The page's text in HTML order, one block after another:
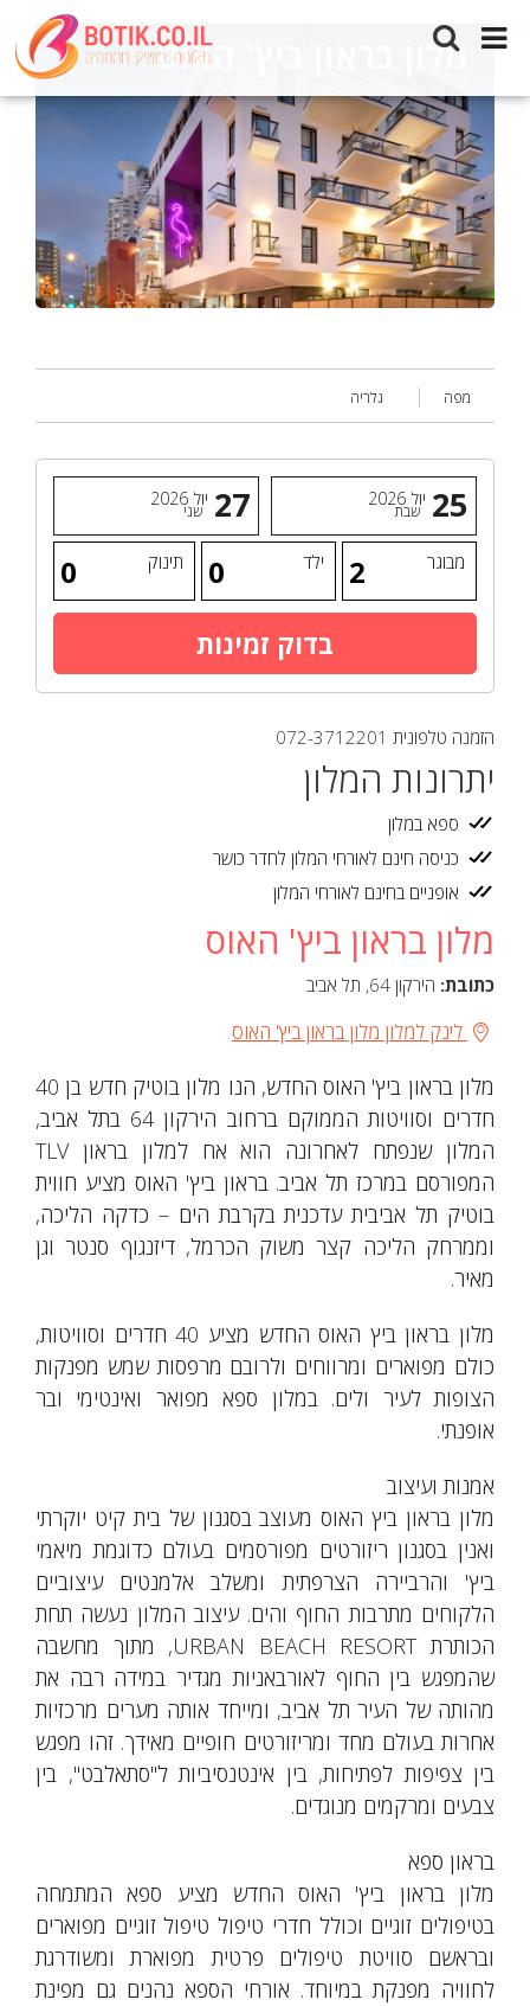
מלון בראון ביץ' האוס
מפה גלריה
25 יול 2026
שבת 27 יול 2026
שני
מבוגר ילד תינוק
הזמנה טלפונית
יתרונות המלון
ספא במלון
כניסה חינם לאורחי המלון לחדר כושר
אופניים בחינם לאורחי המלון
מלון בראון ביץ' האוס
כתובת: הירקון 64, תל אביב
לינק למלון מלון בראון ביץ' האוס
מלון בראון ביץ' האוס החדש, הנו מלון בוטיק חדש בן 40
חדרים וסוויטות הממוקם ברחוב הירקון 64 בתל אביב,
המלון שנפתח לאחרונה הוא אח למלון בראון TLV
המפורסם במרכז תל אביב. בראון ביץ' האוס מציע חווית
בוטיק תל אביבית עדכנית בקרבת הים – כדקה הליכה,
וממרחק הליכה קצר משוק הכרמל, דיזנגוף סנטר וגן
מאיר.
מלון בראון ביץ האוס החדש מציע 40 חדרים וסוויטות,
כולם מפוארים ומרווחים ולרובם מרפסות שמש מפנקות
הצופות לעיר ולים. במלון ספא מפואר ואינטימי ובר
אופנתי.
אמנות ועיצוב
מלון בראון ביץ האוס מעוצב בסגנון של בית קיט יוקרתי
ואנין בסגנון ריזורטים מפורסמים בעולם כדוגמת מיאמי
ביץ' והרביירה הצרפתית ומשלב אלמנטים עיצוביים
הלקוחים מתרבות החוף והים. עיצוב המלון נעשה תחת
הכותרת URBAN BEACH RESORT, מתוך מחשבה
שהמפגש בין החוף לאורבאניות מגדיר במידה רבה את
מהותה של העיר תל אביב, ומייחד אותה מערים מרכזיות
אחרות בעולם מחד ומריזורטים חופיים מאידך. זהו מפגש
בין צפיפות לפתיחות, בין אינטנסיביות ל"סתאלבט", בין
צבעים ומרקמים מנוגדים.
בראון ספא
מלון בראון ביץ' האוס החדש מציע ספא המתמחה
בטיפולים זוגיים וכולל חדרי טיפול טיפול זוגיים מפוארים
ובראשם סוויטת טיפולים פרטית מפוארת ומשודרגת
לחוויה מפנקת במיוחד. אורחי הספא נהנים גם מפינת